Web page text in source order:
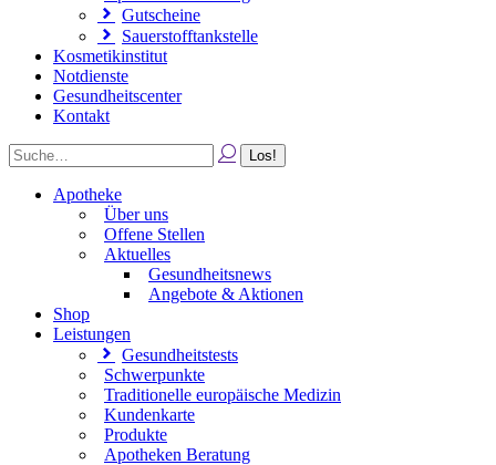
Gutscheine
Sauerstofftankstelle
Kosmetikinstitut
Notdienste
Gesundheitscenter
Kontakt
Apotheke
Über uns
Offene Stellen
Aktuelles
Gesundheitsnews
Angebote & Aktionen
Shop
Leistungen
Gesundheitstests
Schwerpunkte
Traditionelle europäische Medizin
Kundenkarte
Produkte
Apotheken Beratung